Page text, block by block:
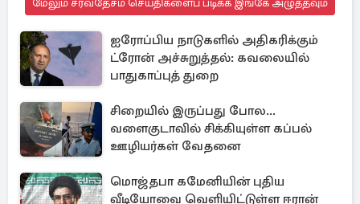
மேலும் சர்வதேசம் செய்திகளைப் படிக்க இங்கே அழுத்தவும்
ஐரோப்பிய நாடுகளில் அதிகரிக்கும்
ட்ரோன் அச்சுறுத்தல்: கவலையில்
பாதுகாப்புத் துறை
சிறையில் இருப்பது போல...
வளைகுடாவில் சிக்கியுள்ள கப்பல்
ஊழியர்கள் வேதனை
மொஜ்தபா கமேனியின் புதிய
வீடியோவை வெளியிட்டுள்ள ஈரான்